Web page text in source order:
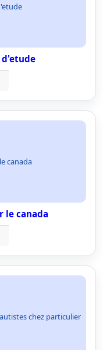
d'etude
canada
le canada
chez particulier